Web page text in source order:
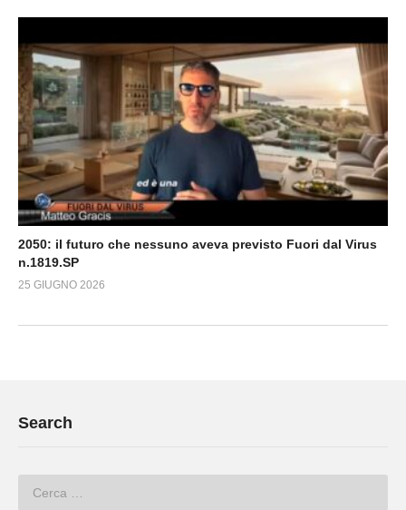
2050: il futuro che nessuno aveva previsto Fuori dal Virus
n.1819.SP
25 GIUGNO 2026
Search